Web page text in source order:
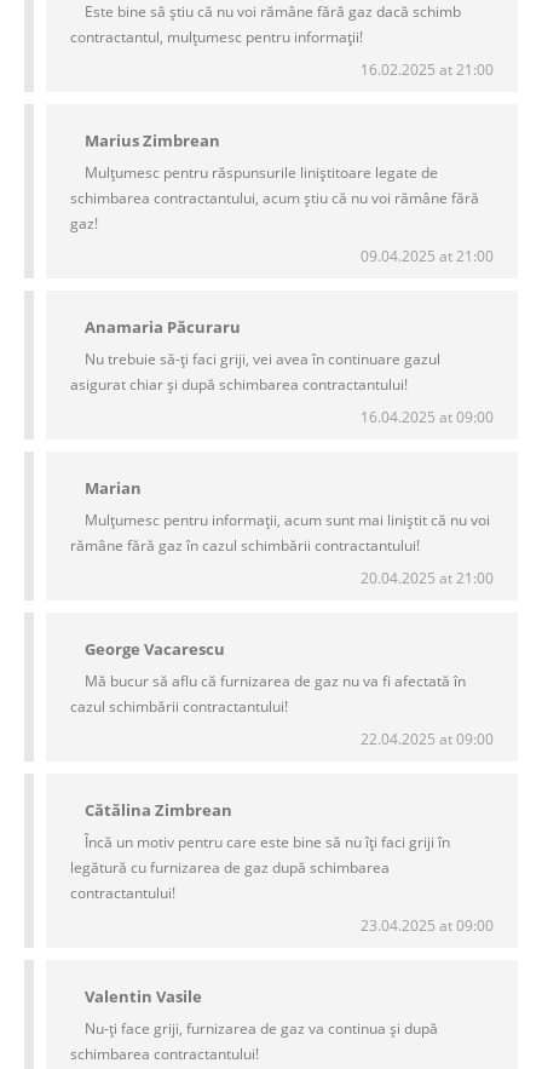
Este bine să știu că nu voi rămâne fără gaz dacă schimb
contractantul, mulțumesc pentru informații!
16.02.2025 at 21:00
Marius Zimbrean
Mulțumesc pentru răspunsurile liniștitoare legate de
schimbarea contractantului, acum știu că nu voi rămâne fără
gaz!
09.04.2025 at 21:00
Anamaria Păcuraru
Nu trebuie să-ți faci griji, vei avea în continuare gazul
asigurat chiar și după schimbarea contractantului!
16.04.2025 at 09:00
Marian
Mulțumesc pentru informații, acum sunt mai liniștit că nu voi
rămâne fără gaz în cazul schimbării contractantului!
20.04.2025 at 21:00
George Vacarescu
Mă bucur să aflu că furnizarea de gaz nu va fi afectată în
cazul schimbării contractantului!
22.04.2025 at 09:00
Cătălina Zimbrean
Încă un motiv pentru care este bine să nu îți faci griji în
legătură cu furnizarea de gaz după schimbarea
contractantului!
23.04.2025 at 09:00
Valentin Vasile
Nu-ți face griji, furnizarea de gaz va continua și după
schimbarea contractantului!